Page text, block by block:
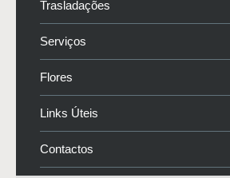
Trasladações
Serviços
Flores
Links Úteis
Contactos